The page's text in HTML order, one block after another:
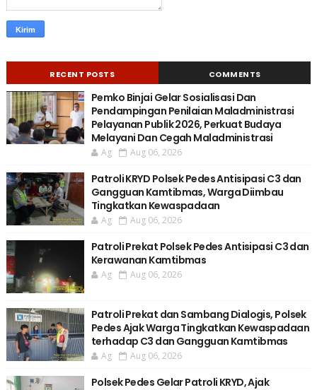
RECENT POSTS COMMENTS
Pemko Binjai Gelar Sosialisasi Dan
Pendampingan Penilaian Maladministrasi
Pelayanan Publik 2026, Perkuat Budaya
Melayani Dan Cegah Maladministrasi
Ag Aug 06, 2026
Patroli KRYD Polsek Pedes Antisipasi C3 dan
Gangguan Kamtibmas, Warga Diimbau
Tingkatkan Kewaspadaan
Ag Aug 06, 2026
Patroli Prekat Polsek Pedes Antisipasi C3 dan
Kerawanan Kamtibmas
Ag Aug 06, 2026
Patroli Prekat dan Sambang Dialogis, Polsek
Pedes Ajak Warga Tingkatkan Kewaspadaan
terhadap C3 dan Gangguan Kamtibmas
Ag Aug 06, 2026
Polsek Pedes Gelar Patroli KRYD, Ajak